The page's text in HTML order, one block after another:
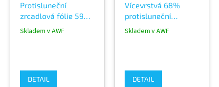
Protisluneční
zrcadlová fólie 59%
propustnost Alu 50
Skladem v AWF
DETAIL
Vícevrstvá 68%
protisluneční
INTERIÉROVÁ okenní
Skladem v AWF
DETAIL